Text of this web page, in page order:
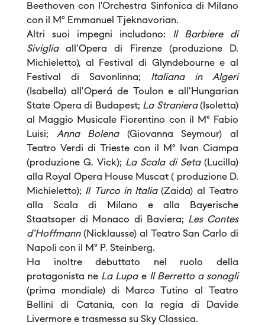
Beethoven con l’Orchestra Sinfonica di Milano
con il M° Emmanuel Tjeknavorian.
Altri suoi impegni includono: Il Barbiere di
Sivigliaall'Opera di Firenze (produzione D.
Michieletto), al Festival di Glyndebourne e al
Festival di Savonlinna; Italiana in Algeri
(Isabella) all'Operá de Toulon e all'Hungarian
State Opera di Budapest; La Straniera(Isoletta)
al Maggio Musicale Fiorentino con il M° Fabio
Luisi; Anna Bolena (Giovanna Seymour) al
Teatro Verdi di Trieste con il M° Ivan Ciampa
(produzione G. Vick); La Scala di Seta (Lucilla)
alla Royal Opera House Muscat ( produzione D.
Michieletto); Il Turco in Italia(Zaida) al Teatro
alla Scala di Milano e alla Bayerische
Staatsoper di Monaco di Baviera; Les Contes
d'Hoffmann (Nicklausse) al Teatro San Carlo di
Napoli con il M° P. Steinberg.
Ha inoltre debuttato nel ruolo della
protagonista ne La Lupa e Il Berretto a sonagli
(prima mondiale) di Marco Tutino al Teatro
Bellini di Catania, con la regia di Davide
Livermore e trasmessa su Sky Classica.